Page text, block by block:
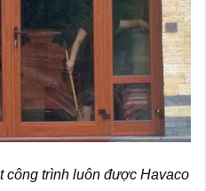
công trình luôn được Havaco